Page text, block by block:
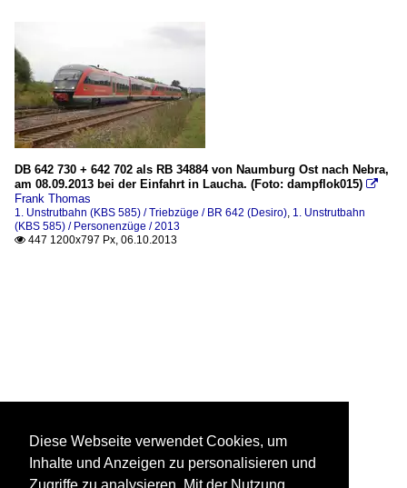
DB 642 730 + 642 702 als RB 34884 von Naumburg Ost nach Nebra,
am 08.09.2013 bei der Einfahrt in Laucha. (Foto: dampflok015) 
Frank Thomas
1. Unstrutbahn (KBS 585) / Triebzüge / BR 642 (Desiro) 1. Unstrutbahn
(KBS 585) / Personenzüge / 2013
 447 1200x797 Px, 06.10.2013
Diese Webseite verwendet Cookies, um
Inhalte und Anzeigen zu personalisieren und